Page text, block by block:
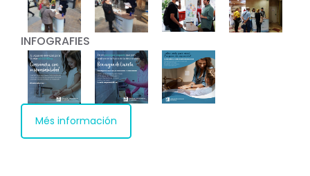
INFOGRAFIES
Més información